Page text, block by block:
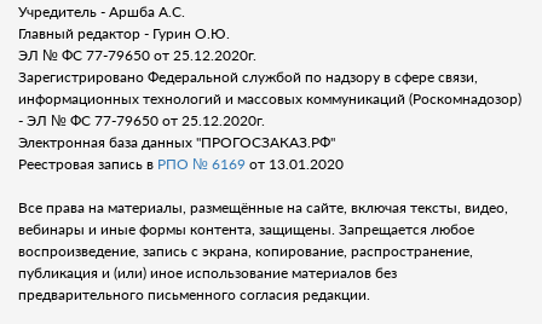
Учредитель - Аршба А.С.
Главный редактор - Гурин О.Ю.
ЭЛ № ФС 77-79650 от 25.12.2020г.
Зарегистрировано Федеральной службой по надзору в сфере связи,
информационных технологий и массовых коммуникаций (Роскомнадозор)
- ЭЛ № ФС 77-79650 от 25.12.2020г.
Электронная база данных "ПРОГОСЗАКАЗ.РФ"
Реестровая запись в РПО № 6169 от 13.01.2020
Все права на материалы, размещённые на сайте, включая тексты, видео,
вебинары и иные формы контента, защищены. Запрещается любое
воспроизведение, запись с экрана, копирование, распространение,
публикация и (или) иное использование материалов без
предварительного письменного согласия редакции.